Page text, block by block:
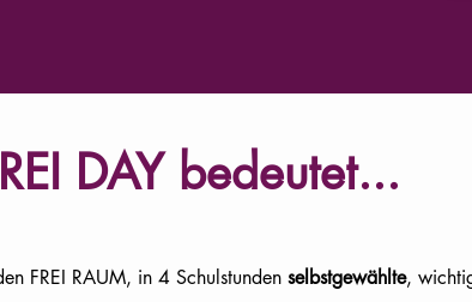
DAY bedeutet...
FREI RAUM, in 4 Schulstunden selbstgewählte,